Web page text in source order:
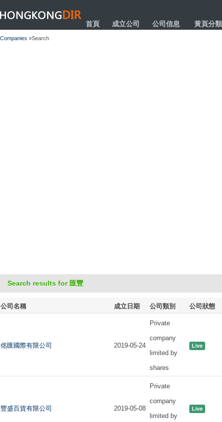
HONGKONGDIR
首頁 成立公司 公司信息 黃頁分類
Companies »Search
Search results for 匯豐
公司名稱 成立日期 公司類別 公司狀態
佲匯國際有限公司 2019-05-24
Private
company
limited by
shares
Live
豐盛百貨有限公司 2019-05-08
Private
company
limited by
Live